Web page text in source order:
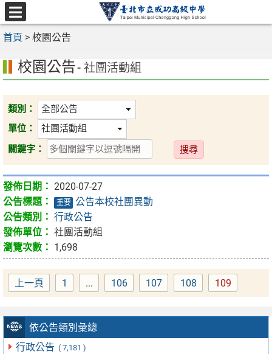
跳
至
主
容
區
選
單
首頁 > 校園公告
依公告類別彙總
行政公告 ( 7,181 )
校園公告- 社團活動組
類別：
單位：
關鍵字：
送
出
2020-07-27
重要 公告本校社團異動
行政公告
社團活動組
1,698
上一頁 Page
1 ... Page
106 Page
107 Page
108 Page
109